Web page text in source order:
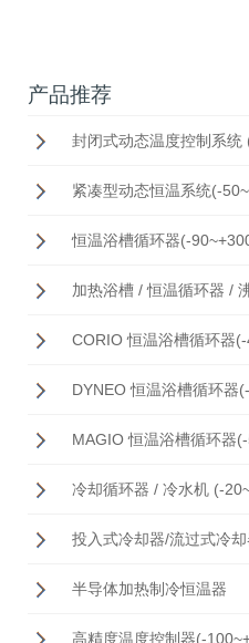
产品推荐
封闭式动态温度控制系
紧凑型动态恒温系统(-
恒温浴槽循环器(-
加热浴槽 / 恒温循环器 /
CORIO 恒温浴槽循环器
DYNEO 恒温浴槽循环器
MAGIO 恒温浴槽循环器
冷却循环器 / 冷水机 (-
投入式冷却器/流过式冷却
半导体加热制冷恒温器
高精度温度控制器(-